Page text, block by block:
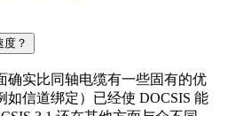
？
确实比同轴电缆有一些固有的优
信道绑定）已经使 DOCSIS 能